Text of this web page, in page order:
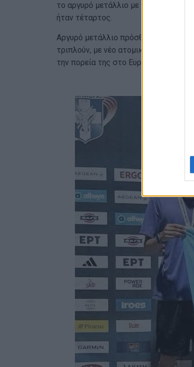
το αργυρό μετάλλιο με νέο ατομικό
ήταν τέταρτος.
Αργυρό μετάλλιο πρόσθεσε και η
τριπλούν, με νέο ατομικό ρεκόρ
την πορεία της στο Ευρωπαϊκό